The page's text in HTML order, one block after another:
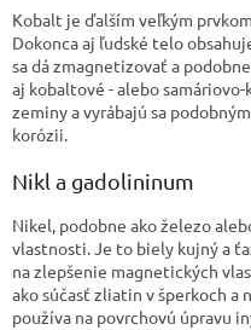
Kobalt je ďalším veľkým
Dokonca aj ľudské telo
sa dá zmagnetizovať a
aj kobaltové - alebo
zeminy a vyrábajú sa
korózii.
Nikl a gadolininum
Nikel, podobne ako železo
vlastnosti. Je to biely kujný a
na zlepšenie magnetických
ako súčasť zliatin v šperkoch a
používa na povrchovú úpravu